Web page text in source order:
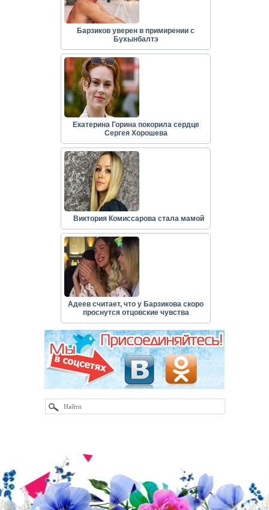
Барзиков уверен в примирении с
Бухынбалтэ
Екатерина Горина покорила сердце
Сергея Хорошева
Виктория Комиссарова стала мамой
Адеев считает, что у Барзикова скоро
проснутся отцовские чувства